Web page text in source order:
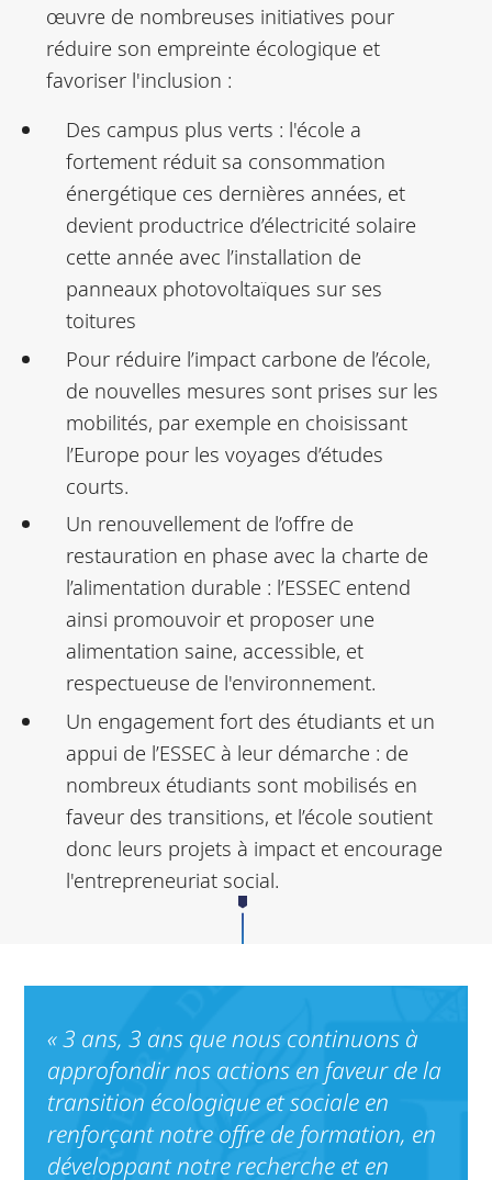
œuvre de nombreuses initiatives pour
réduire son empreinte écologique et
favoriser l'inclusion :
Des campus plus verts : l'école a
fortement réduit sa consommation
énergétique ces dernières années, et
devient productrice d’électricité solaire
cette année avec l’installation de
panneaux photovoltaïques sur ses
toitures
Pour réduire l’impact carbone de l’école,
de nouvelles mesures sont prises sur les
mobilités, par exemple en choisissant
l’Europe pour les voyages d’études
courts.
Un renouvellement de l’offre de
restauration en phase avec la charte de
l’alimentation durable : l’ESSEC entend
ainsi promouvoir et proposer une
alimentation saine, accessible, et
respectueuse de l'environnement.
Un engagement fort des étudiants et un
appui de l’ESSEC à leur démarche : de
nombreux étudiants sont mobilisés en
faveur des transitions, et l’école soutient
donc leurs projets à impact et encourage
l'entrepreneuriat social.
« 3 ans, 3 ans que nous continuons à
approfondir nos actions en faveur de la
transition écologique et sociale en
renforçant notre offre de formation, en
développant notre recherche et en